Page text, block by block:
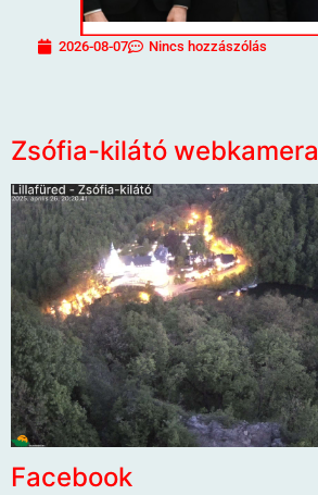
2026-08-07 Nincs hozzászólás
Zsófia-kilátó webkamera
Facebook